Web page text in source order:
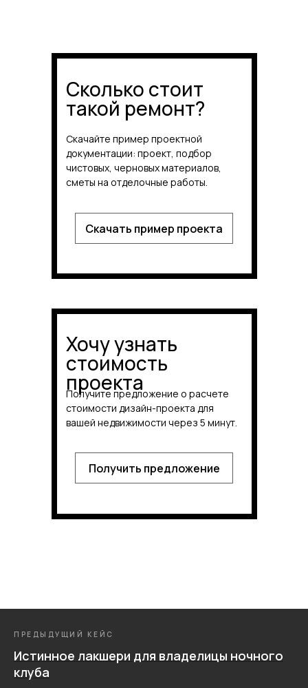
Хочу узнать
стоимость
проекта
Получить предложение
Сколько стоит
такой ремонт?
Скачать пример проекта
Скачайте пример проектной
документации: проект, подбор
чистовых, черновых материалов,
сметы на отделочные работы.
Получите предложение о расчете
стоимости дизайн-проекта для
вашей недвижимости через 5 минут.
ПРЕДЫДУЩИЙ КЕЙС
Истинное лакшери для владелицы ночного
клуба